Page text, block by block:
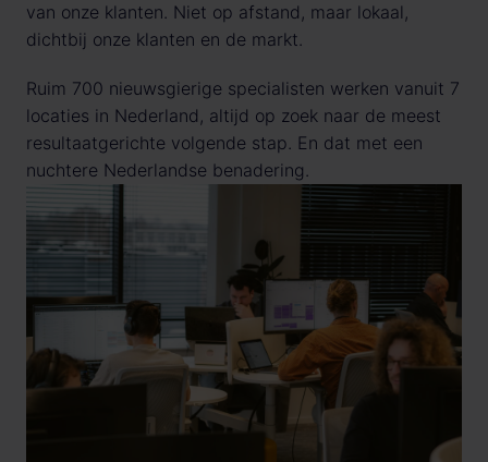
van onze klanten. Niet op afstand, maar lokaal,
dichtbij onze klanten en de markt.
Ruim 700 nieuwsgierige specialisten werken vanuit 7
locaties in Nederland, altijd op zoek naar de meest
resultaatgerichte volgende stap. En dat met een
nuchtere Nederlandse benadering.